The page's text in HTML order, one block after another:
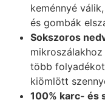
keménnyé
és gombák
Sokszoros
több
kiömlött
100% karc- és